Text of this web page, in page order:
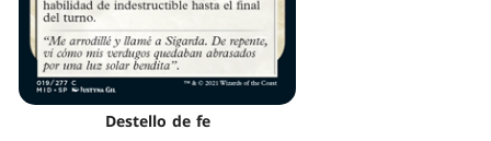
Destello de fe